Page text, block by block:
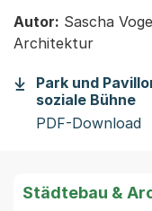
Autor: Sascha
Architektur
Park und
soziale Bühne
PDF-Download
Städtebau &